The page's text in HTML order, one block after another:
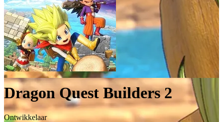
Dragon Quest Builders 2
Ontwikkelaar